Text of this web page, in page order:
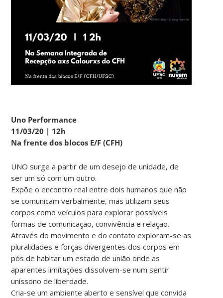
Uno Performance
11/03/20 | 12h
Na frente dos blocos E/F (CFH)
UNO surge a partir de um desejo de unidade, de
ser um só com um outro.
Expõe o encontro real entre dois humanos que não
se comunicam verbalmente, mas utilizam seus
corpos como veículos para explorar possíveis
formas de comunicação, convivência e relação.
Através do movimento e do contato exploram-se as
pluralidades e forças divergentes dos corpos em
pós de habitar um estado de união onde as
aparentes limitações dissolvem-se num sentir
uníssono de liberdade.
Cria-se um ambiente aberto e sensível que convida